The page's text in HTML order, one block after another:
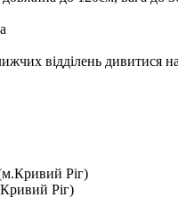
відділень дивитися на
Ріг)